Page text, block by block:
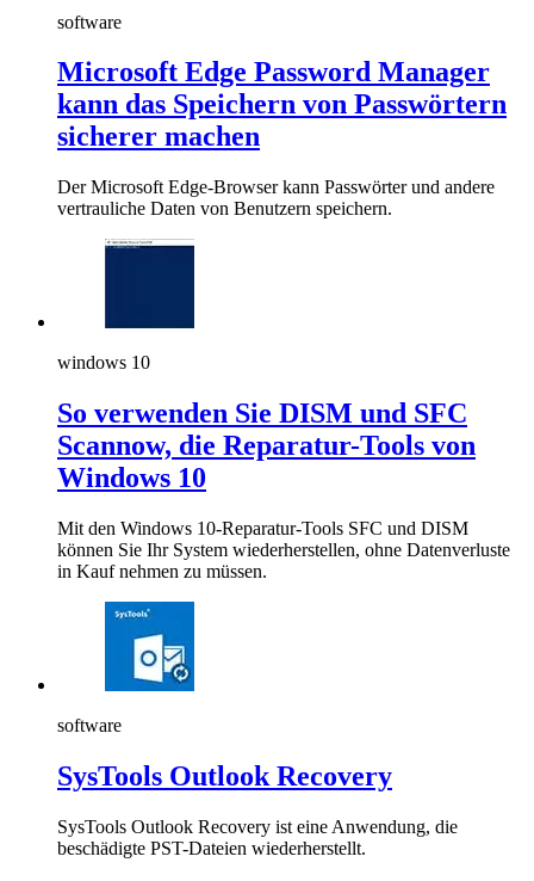
software
Microsoft Edge Password Manager
kann das Speichern von Passwörtern
sicherer machen
Der Microsoft Edge-Browser kann Passwörter und andere
vertrauliche Daten von Benutzern speichern.
windows 10
So verwenden Sie DISM und SFC
Scannow, die Reparatur-Tools von
Windows 10
Mit den Windows 10-Reparatur-Tools SFC und DISM
können Sie Ihr System wiederherstellen, ohne Datenverluste
in Kauf nehmen zu müssen.
software
SysTools Outlook Recovery
SysTools Outlook Recovery ist eine Anwendung, die
beschädigte PST-Dateien wiederherstellt.